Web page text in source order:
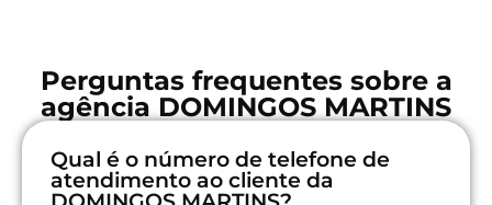
Perguntas frequentes sobre a
agência DOMINGOS MARTINS
Qual é o número de telefone de
atendimento ao cliente da